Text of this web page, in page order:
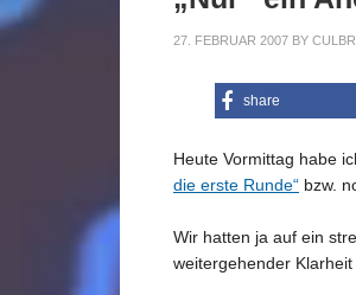
27. FEBRUAR 2007 BY
share
Heute Vormittag habe
die erste Runde“ bzw.
Wir hatten ja auf ein
weitergehender